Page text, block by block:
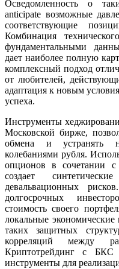
Осведомленность о
anticipate возможные
соответствующие
Комбинация
фундаментальными
дает наиболее полную
комплексный подход
от любителей,
адаптация к новым
успеха.
Инструменты
Московской бирже,
обмена и устранять
колебаниями рубля.
опционов в сочетании с
создает
девальвационных
долгосрочных
стоимость своего
локальные экономические
таких защитных
корреляций между
Криптотрейдинг с БКС
инструменты для